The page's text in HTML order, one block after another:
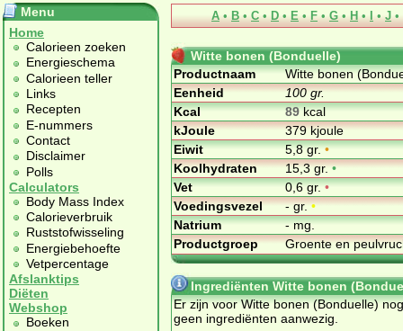
Menu
Home
Calorieen zoeken
Energieschema
Calorieen teller
Links
Recepten
E-nummers
Contact
Disclaimer
Polls
Calculators
Body Mass Index
Calorieverbruik
Ruststofwisseling
Energiebehoefte
Vetpercentage
Afslanktips
Diëten
Webshop
Boeken
A • B • C • D • E • F • G • H • I • J •
Witte bonen (Bonduelle)
Productnaam
Witte bonen
Eenheid
100 gr.
Kcal
89kcal
kJoule
379 kjoule
Eiwit
5,8 gr.•
Koolhydraten
15,3 gr.•
Vet
0,6 gr.•
Voedingsvezel
- gr.•
Natrium
- mg.
Productgroep
Groente en
Ingrediënten Witte bonen
Er zijn voor Witte bonen (Bonduelle) nog
geen ingrediënten aanwezig.